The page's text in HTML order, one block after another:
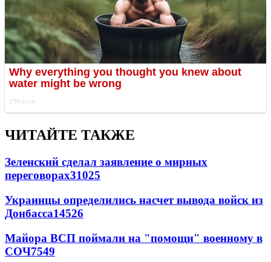
ЧИТАЙТЕ ТАКЖЕ
Зеленский сделал заявление о мирных
переговорах31025
Украинцы определились насчет вывода войск из
Донбасса14526
Майора ВСП поймали на "помощи" военному в
СОЧ7549